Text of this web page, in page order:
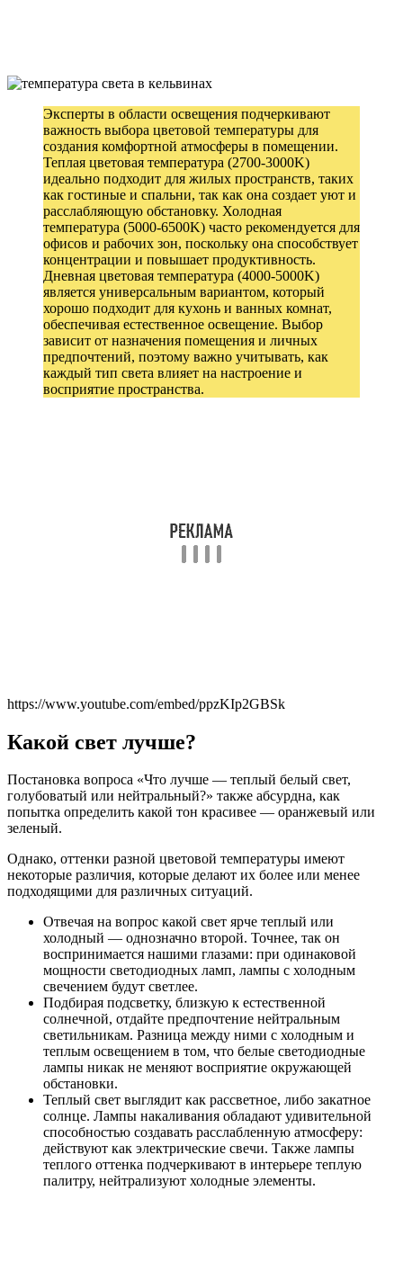
Эксперты в области освещения подчеркивают
важность выбора цветовой температуры для
создания комфортной атмосферы в помещении.
Теплая цветовая температура (2700-3000K)
идеально подходит для жилых пространств, таких
как гостиные и спальни, так как она создает уют и
расслабляющую обстановку. Холодная
температура (5000-6500K) часто рекомендуется для
офисов и рабочих зон, поскольку она способствует
концентрации и повышает продуктивность.
Дневная цветовая температура (4000-5000K)
является универсальным вариантом, который
хорошо подходит для кухонь и ванных комнат,
обеспечивая естественное освещение. Выбор
зависит от назначения помещения и личных
предпочтений, поэтому важно учитывать, как
каждый тип света влияет на настроение и
восприятие пространства.
https://www.youtube.com/embed/ppzKIp2GBSk
Какой свет лучше?
Постановка вопроса «Что лучше — теплый белый свет,
голубоватый или нейтральный?» также абсурдна, как
попытка определить какой тон красивее — оранжевый или
зеленый.
Однако, оттенки разной цветовой температуры имеют
некоторые различия, которые делают их более или менее
подходящими для различных ситуаций.
Отвечая на вопрос какой свет ярче теплый или
холодный — однозначно второй. Точнее, так он
воспринимается нашими глазами: при одинаковой
мощности светодиодных ламп, лампы с холодным
свечением будут светлее.
Подбирая подсветку, близкую к естественной
солнечной, отдайте предпочтение нейтральным
светильникам. Разница между ними с холодным и
теплым освещением в том, что белые светодиодные
лампы никак не меняют восприятие окружающей
обстановки.
Теплый свет выглядит как рассветное, либо закатное
солнце. Лампы накаливания обладают удивительной
способностью создавать расслабленную атмосферу:
действуют как электрические свечи. Также лампы
теплого оттенка подчеркивают в интерьере теплую
палитру, нейтрализуют холодные элементы.